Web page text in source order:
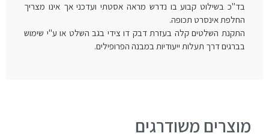
בד"כ בשילוט קבוע בו נדרש מראה אסטתי ועדכני אך אינו מצריך
החלפת אינסרט תכופה.
התקנת השלטים קלה בעזרת דבק דו צידי בגב השלט או ע"י שימוש
בברגים דרך תעלות ייעודיות במבנה הפרופילים.
מוצרים משודרגים